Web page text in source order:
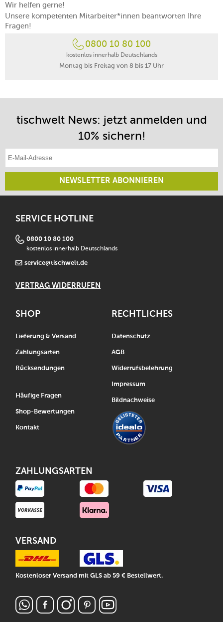
Wir helfen gerne!
Unsere kompetenten Mitarbeiter*innen beantworten Ihre
Fragen!
0800 10 80 100
kostenlos innerhalb Deutschlands
Montag bis Freitag von 8 bis 17 Uhr
tischwelt News: jetzt anmelden und
10% sichern!
NEWSLETTER ABONNIEREN
SERVICE HOTLINE
0800 10 80 100
kostenlos innerhalb Deutschlands
service@tischwelt.de
VERTRAG WIDERRUFEN
SHOP
Lieferung & Versand
Zahlungsarten
Rücksendungen
Häufige Fragen
Shop-Bewertungen
Kontakt
RECHTLICHES
Datenschutz
AGB
Widerrufsbelehrung
Impressum
Bildnachweise
ZAHLUNGSARTEN
VERSAND
Kostenloser Versand mit GLS ab 59 € Bestellwert.